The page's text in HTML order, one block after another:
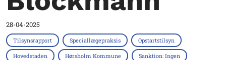
28-04-2025
Tilsynsrapport Speciallægepraksis Opstartstilsyn
Hovedstaden Hørsholm Kommune Sanktion: Ingen